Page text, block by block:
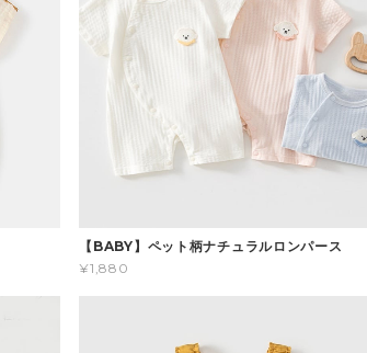
【BABY】ペット柄ナチュラルロンパース
¥1,880